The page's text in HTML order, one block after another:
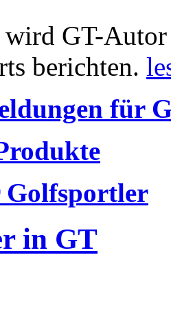
GT-
berichten.
für
in GT